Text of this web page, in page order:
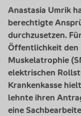
Anastasia Umrik
berechtigte
durchzusetzen.
Öffentlichkeit den
Muskelatrophie
elektrischen
Krankenkasse
lehnte ihren
eine